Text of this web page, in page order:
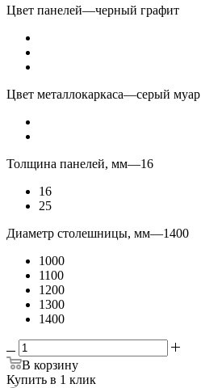
Цвет панелей—черный графит
Цвет металлокаркаса—серый муар
Толщина панелей, мм—16
16
25
Диаметр столешницы, мм—1400
1000
1100
1200
1300
1400
В корзину
Купить в 1 клик